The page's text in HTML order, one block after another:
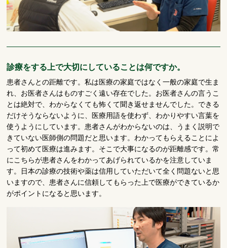
診療をする上で大切にしていることは何ですか。
患者さんとの距離です。私は医療の家庭ではなく一般の家庭で生ま
れ、お医者さんはものすごく遠い存在でした。お医者さんの言うこ
とは絶対で、わからなくても怖くて聞き返せませんでした。できる
だけそうならないように、医療用語を使わず、わかりやすい言葉を
使うようにしています。患者さんがわからないのは、うまく説明で
きていない医師側の問題だと思います。わかってもらえることによ
って初めて医療は進みます。そこで大事になるのが距離感です。常
にこちらが患者さんをわかってあげられているかを注意していま
す。日本の診療の技術や薬は信用していただいて全く問題ないと思
いますので、患者さんに信頼してもらった上で医療ができているか
がポイントになると思います。